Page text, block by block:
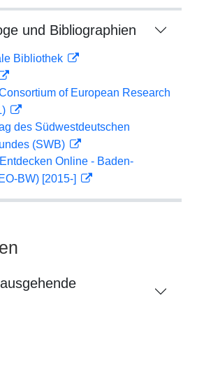
und Bibliographien
Bibliothek
of European Research
des Südwestdeutschen
(SWB)
Online - Baden-
BW) [2015-]